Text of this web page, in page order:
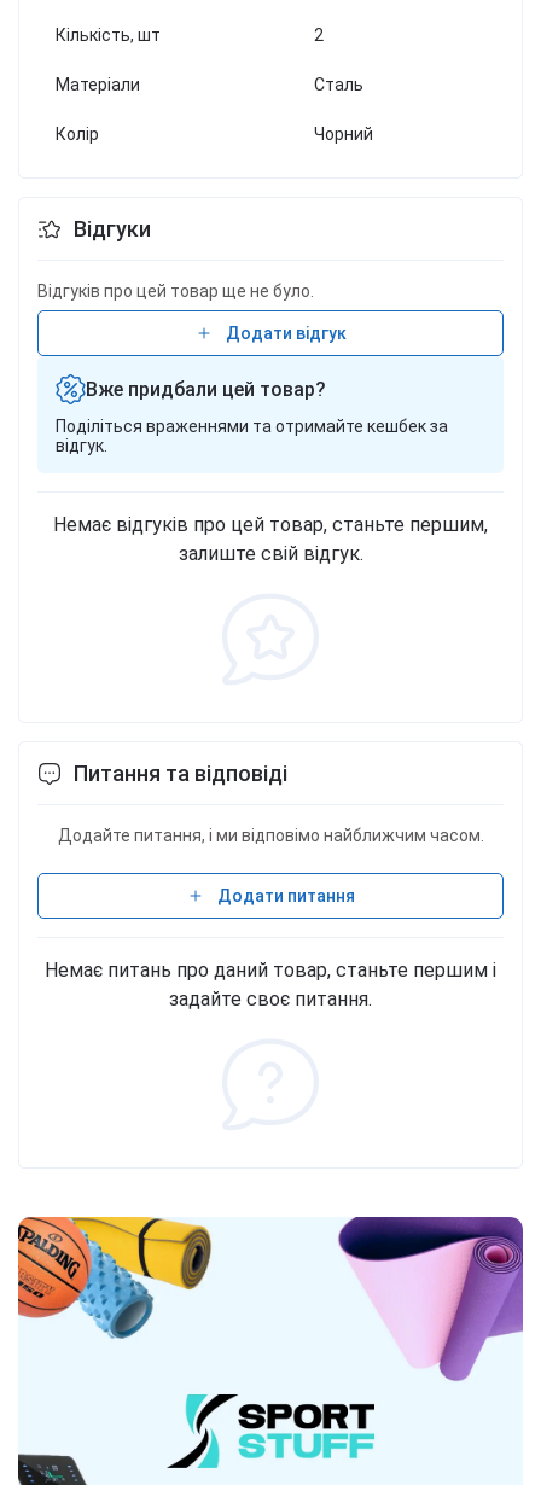
Кількість, шт 2
Матеріали Сталь
Колір Чорний
Відгуки
Відгуків про цей товар ще не було.
Додати відгук
Вже придбали цей товар?
Поділіться враженнями та отримайте кешбек за
відгук.
Немає відгуків про цей товар, станьте першим,
залиште свій відгук.
Питання та відповіді
Додайте питання, і ми відповімо найближчим часом.
Додати питання
Немає питань про даний товар, станьте першим і
задайте своє питання.